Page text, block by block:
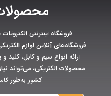
فروشگاه اینترنتی
فروشگاه‌های آنلاین لوازم
ارائه انواع سیم و کابل، کلید
محصولات الکتریکی، می‌تواند
کشور به‌طور